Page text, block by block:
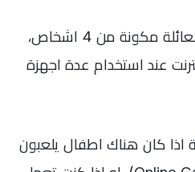
الخيار المثالي لعائلة مكونة من 4 اشخاص،
عند استخدام عدة اجهزة
اذا كان هناك اطفال يلعبون